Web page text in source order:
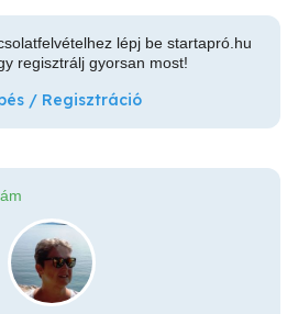
lépj be startapró.hu
regisztrálj gyorsan most!
/ Regisztráció